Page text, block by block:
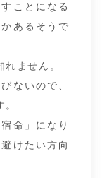
ことになる
あるそうで
ません。
ないので、
命」になり
けたい方向